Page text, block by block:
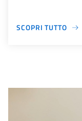
SCOPRI TUTTO